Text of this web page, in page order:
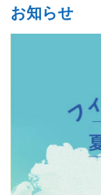
お知らせ